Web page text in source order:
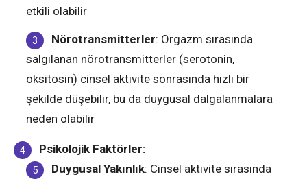
etkili olabilir​
Nörotransmitterler: Orgazm sırasında
salgılanan nörotransmitterler (serotonin,
oksitosin) cinsel aktivite sonrasında hızlı bir
şekilde düşebilir, bu da duygusal dalgalanmalara
neden olabilir​
Psikolojik Faktörler:
Duygusal Yakınlık: Cinsel aktivite sırasında